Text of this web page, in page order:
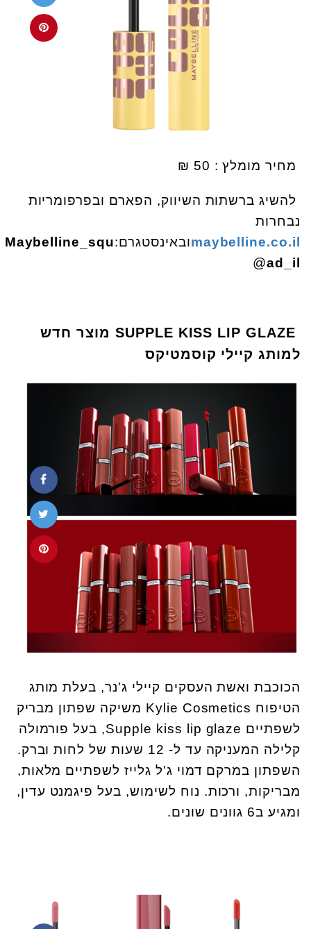
מחיר מומלץ : 50 ₪
להשיג ברשתות השיווק, הפארם ובפרפומריות
נבחרות
maybelline.co.ilובאינסטגרם:Maybelline_squ
ad_il
@
SUPPLE KISS LIP GLAZE מוצר חדש
למותג קיילי קוסמטיקס
הכוכבת ואשת העסקים קיילי ג'נר, בעלת מותג
הטיפוח Kylie Cosmetics משיקה שפתון מבריק
לשפתיים Supple kiss lip glaze, בעל פורמולה
קלילה המעניקה עד ל- 12 שעות של לחות וברק.
השפתון במרקם דמוי ג'ל גלייז לשפתיים מלאות,
מבריקות, ורכות. נוח לשימוש, בעל פיגמנט עדין,
ומגיע ב6 גוונים שונים.